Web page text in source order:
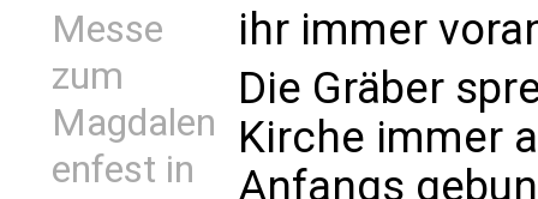
Messe
zum
Magdalen
enfest in
ihr immer
Die Gräber
Kirche immer
Anfangs